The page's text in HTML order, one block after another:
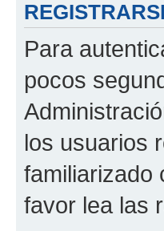
Para
pocos
los usuarios
familiarizado
favor lea las